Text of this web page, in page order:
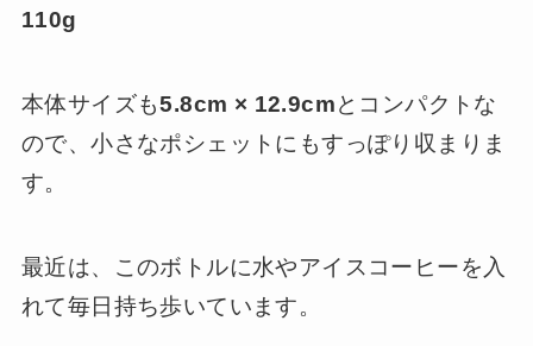
110g
本体サイズも5.8cm × 12.9cmとコンパクトな
ので、小さなポシェットにもすっぽり収まりま
す。
最近は、このボトルに水やアイスコーヒーを入
れて毎日持ち歩いています。